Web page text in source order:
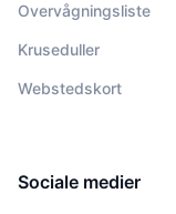
Overvågningsliste
Kruseduller
Webstedskort
Sociale medier